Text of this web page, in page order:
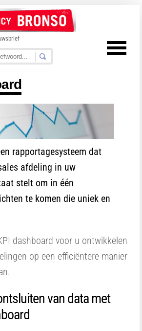
rapportagesysteem dat
afdeling in uw
stelt om in één
te komen die uniek en
dashboard voor u ontwikkelen
op een efficiëntere manier
van data met